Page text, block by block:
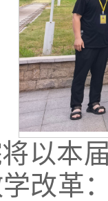
以本
改革